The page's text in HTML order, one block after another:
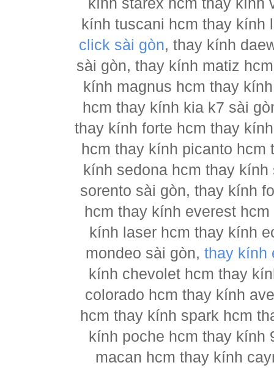
kính starex hcm thay kính
kính tuscani hcm thay
click sài gòn, thay kính
sài gòn, thay kính matiz
kính magnus hcm thay
hcm thay kính kia k7 sài
thay kính forte hcm thay
hcm thay kính picanto
kính sedona hcm thay
sorento sài gòn, thay kính
hcm thay kính everest
kính laser hcm thay kính
mondeo sài gòn, thay kính
kính chevolet hcm thay
colorado hcm thay kính
hcm thay kính spark hcm
kính poche hcm thay kính
macan hcm thay kính